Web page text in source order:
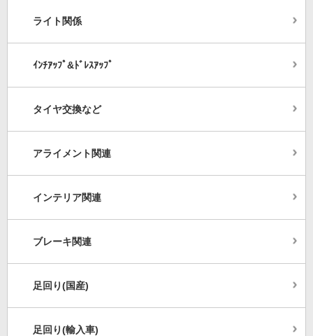
ライト関係
ｲﾝﾁｱｯﾌﾟ&ﾄﾞﾚｽｱｯﾌﾟ
タイヤ交換など
アライメント関連
インテリア関連
ブレーキ関連
足回り(国産)
足回り(輸入車)